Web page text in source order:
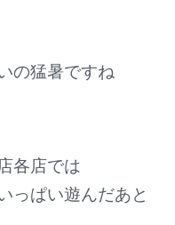
の猛暑ですね
各店では
っぱい遊んだあと